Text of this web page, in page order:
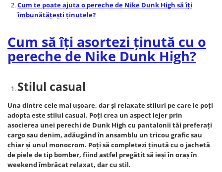
Cum te poate ajuta o pereche de Nike Dunk High să îţi
îmbunătăţeşti ţinutele?
Cum să îţi asortezi ţinută cu o
pereche de Nike Dunk High?
Stilul casual
Una dintre cele mai uşoare, dar şi relaxate stiluri pe care le poţi
adopta este stilul casual. Poţi crea un aspect lejer prin
asocierea unei perechi de Dunk High cu pantalonii tăi preferaţi
cargo sau denim, adăugând în ansamblu un tricou grafic sau
chiar şi unul monocrom. Poţi să completezi ţinută cu o jachetă
de piele de tip bomber, fiind astfel pregătit să ieşi în oraş în
weekend îmbrăcat relaxat, dar cu stil.